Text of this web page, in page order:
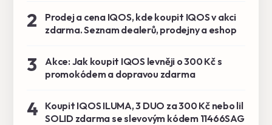
2
Prodej a cena IQOS, kde koupit IQOS v akci
zdarma. Seznam dealerů, prodejny a eshop
3
Akce: Jak koupit IQOS levněji o 300 Kč s
promokódem a dopravou zdarma
4
Koupit IQOS ILUMA, 3 DUO za 300 Kč nebo lil
SOLID zdarma se slevovým kódem 11466SAG